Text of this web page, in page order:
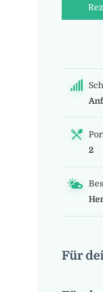
2
Für